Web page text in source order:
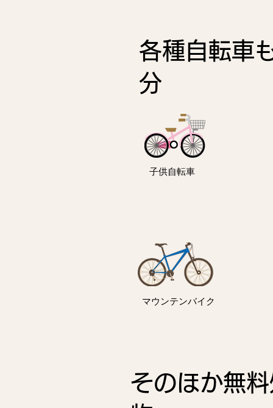
各種自転車
分
子供自転車
マウンテンバイク
そのほか無